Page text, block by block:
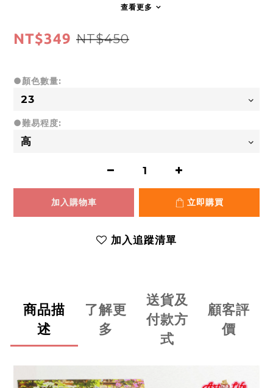
查看更多
NT$349 NT$450
●顏色數量:
●難易程度:
加入購物車 立即購買
加入追蹤清單
商品描
述
了解更
多
送貨及
付款方
式
顧客評
價